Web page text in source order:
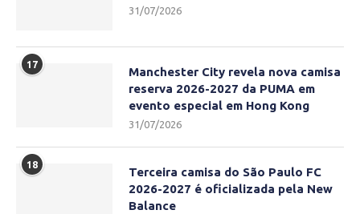
31/07/2026
17
Manchester City revela nova camisa
reserva 2026-2027 da PUMA em
evento especial em Hong Kong
31/07/2026
18
Terceira camisa do São Paulo FC
2026-2027 é oficializada pela New
Balance